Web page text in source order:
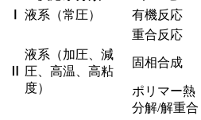
液系（常圧） 有機反応
液系（加圧、減
圧、高温、高粘
度）
重合反応
固相合成
ポリマー熱
分解/解重合